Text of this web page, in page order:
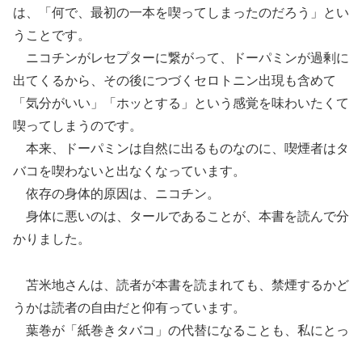
は、「何で、最初の一本を喫ってしまったのだろう」とい
うことです。
ニコチンがレセプターに繋がって、ドーパミンが過剰に
出てくるから、その後につづくセロトニン出現も含めて
「気分がいい」「ホッとする」という感覚を味わいたくて
喫ってしまうのです。
本来、ドーパミンは自然に出るものなのに、喫煙者はタ
バコを喫わないと出なくなっています。
依存の身体的原因は、ニコチン。
身体に悪いのは、タールであることが、本書を読んで分
かりました。
苫米地さんは、読者が本書を読まれても、禁煙するかど
うかは読者の自由だと仰有っています。
葉巻が「紙巻きタバコ」の代替になることも、私にとっ